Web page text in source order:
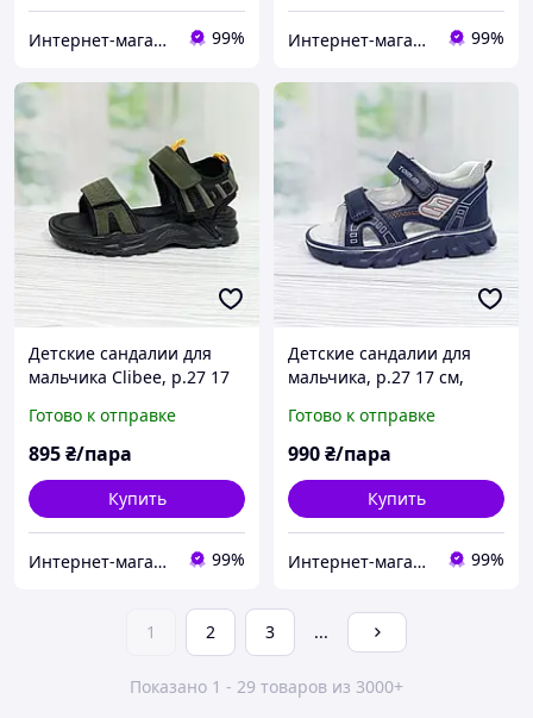
Интернет-магазин "ELEGRANTIK" 99% Интернет-магазин "ELEGRANTIK" 99%
Детские сандалии для
мальчика Clibee, р.27 17
липучках
Готово к отправке
895₴/пара
Купить
Интернет-магазин "ELEGRANTIK" 99%
Детские сандалии для
мальчика, р.27 17 см,
на липучках
Готово к отправке
990₴/пара
Купить
Интернет-магазин "ELEGRANTIK" 99%
1 2 3 ...
Показано 1 - 29 товаров из 3000+